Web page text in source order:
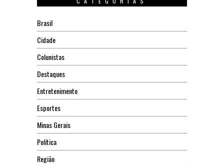
Brasil
Cidade
Colunistas
Destaques
Entretenimento
Esportes
Minas Gerais
Política
Região